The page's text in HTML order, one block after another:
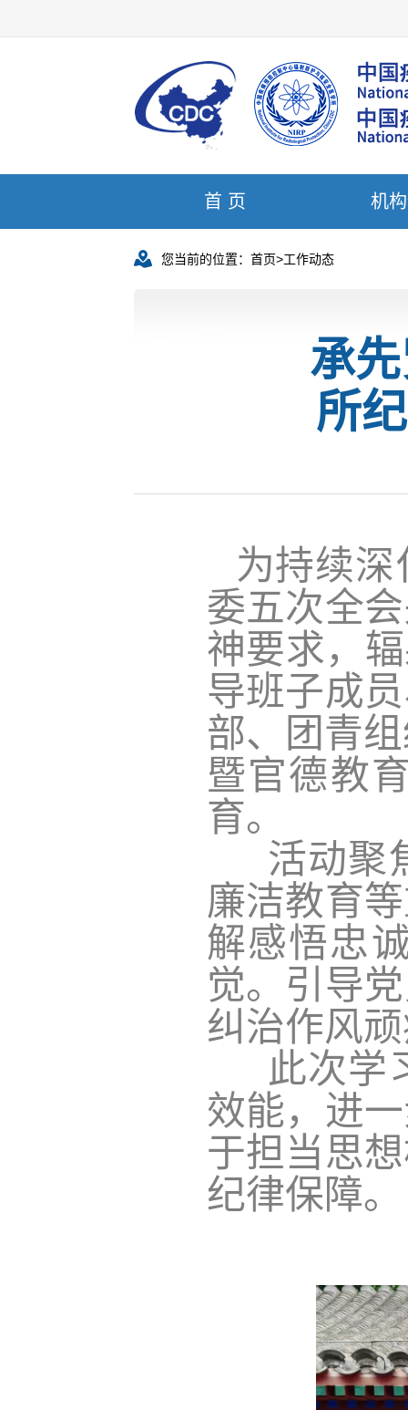
首 页 机
您当前的位置： 首页>工作动态
承
所
为持续
委五次全
神要求，
导班子成
部、团青
暨官德教
育。
活动聚
廉洁教育
解感悟忠
觉。引导
纠治作风
此次学
效能，进
于担当思
纪律保障。